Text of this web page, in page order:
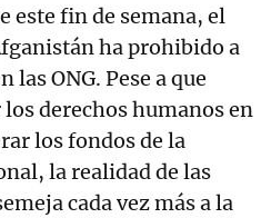
este fin de semana, el
ha prohibido a
ONG. Pese a que
derechos humanos en
los fondos de la
la realidad de las
cada vez más a la